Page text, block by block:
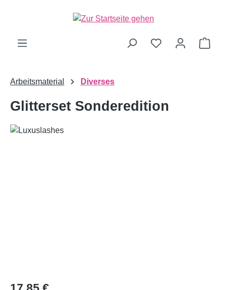
Arbeitsmaterial Diverses
Glitterset Sonderedition